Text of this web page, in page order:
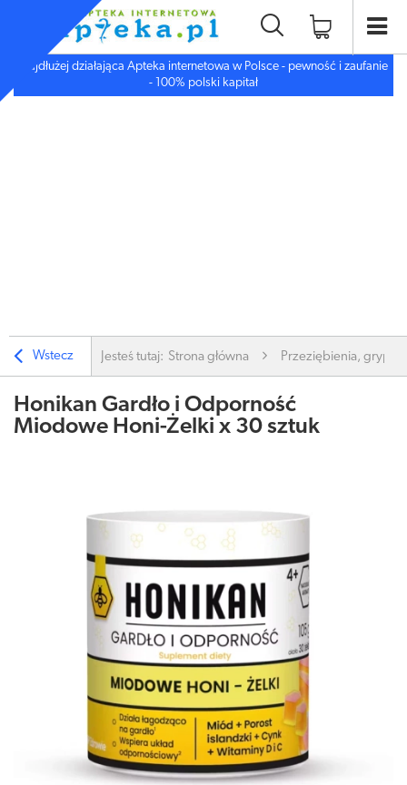
Najdłużej działająca Apteka internetowa w Polsce - pewność i zaufanie
- 100% polski kapitał
Wstecz Jesteś tutaj: Strona główna Przeziębienia, grypa
Honikan Gardło i Odporność
Miodowe Honi-Żelki x 30 sztuk